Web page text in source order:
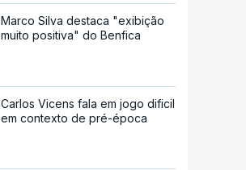
Marco Silva destaca "exibição
muito positiva" do Benfica
Carlos Vicens fala em jogo dificil
em contexto de pré-época